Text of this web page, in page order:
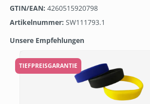
GTIN/EAN: 4260515920798
Artikelnummer: SW111793.1
Unsere Empfehlungen
TIEFPREISGARANTIE